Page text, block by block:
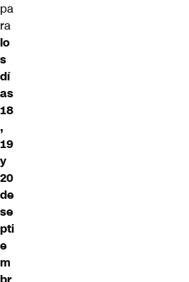
pa
ra
lo
s
dí
as
18
,
19
y
20
de
se
pti
e
m